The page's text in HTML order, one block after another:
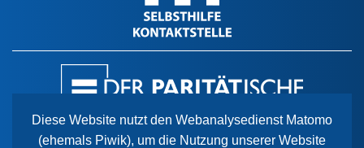
Diese Website nutzt den Webanalysedienst Matomo
(ehemals Piwik), um die Nutzung unserer Website